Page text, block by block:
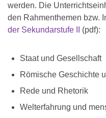
werden. Die
den Rahmenthemen bzw.
der Sekundarstufe II
(pdf):
Staat und Gesellschaft
Römische Geschichte
Rede und Rhetorik
Welterfahrung und